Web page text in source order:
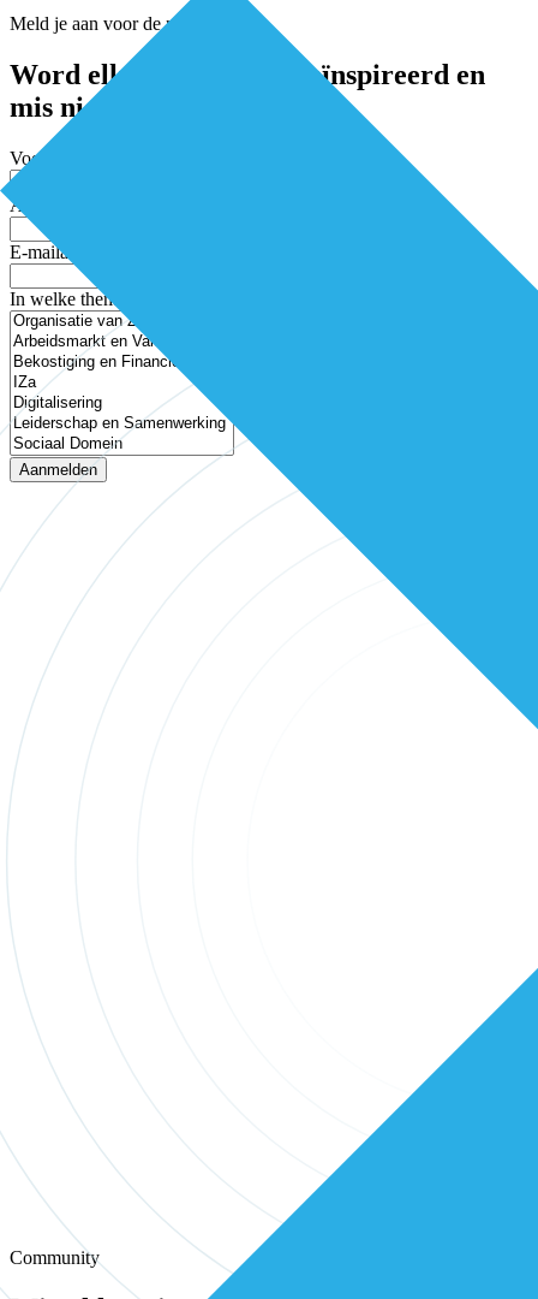
Meld je aan voor de nieuwsbrief
Word elke twee weken geïnspireerd en
mis niets
Voornaam
Achternaam
E-mailadres
In welke thema’s ben je geïnteresseerd?
Aanmelden
Community